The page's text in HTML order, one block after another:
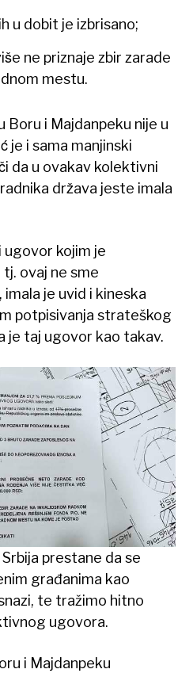
u dobit je izbrisano;
ne priznaje zbir zarade
mestu.
Boru i Majdanpeku nije u
je i sama manjinski
da u ovakav kolektivni
država jeste imala
kojim je
ovaj ne sme
je uvid i kineska
potpisivanja strateškog
je taj ugovor kao takav.
prestane da se
građanima kao
te tražimo hitno
ugovora.
i Majdanpeku